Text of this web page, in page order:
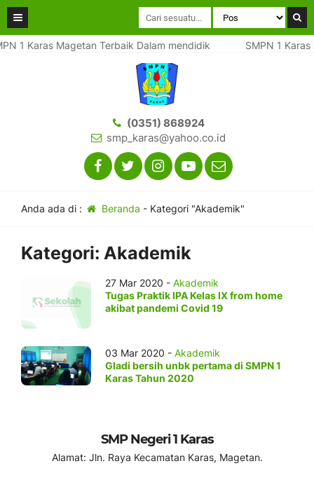
1 Karas Magetan Terbaik Dalam mendidik SMPN 1
(0351) 868924
smp_karas@yahoo.co.id
Anda ada di : Beranda - Kategori "Akademik"
Kategori: Akademik
27 Mar 2020 - Akademik
Tugas Praktik IPA Kelas IX from home
akibat pandemi Covid 19
03 Mar 2020 - Akademik
Gladi bersih unbk pertama di SMPN 1
Karas Tahun 2020
SMP Negeri 1 Karas
Alamat: Jln. Raya Kecamatan Karas, Magetan.